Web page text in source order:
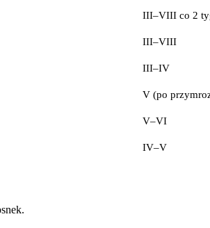
III–VIII co 2
III–VIII
III–IV
V (po
V–VI
IV–V